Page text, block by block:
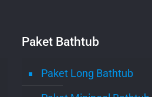
Paket Bathtub
Paket Long Bathtub